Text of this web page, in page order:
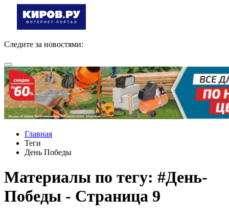
Следите за новостями:
Главная
Теги
День Победы
Материалы по тегу: #День-
Победы - Страница 9